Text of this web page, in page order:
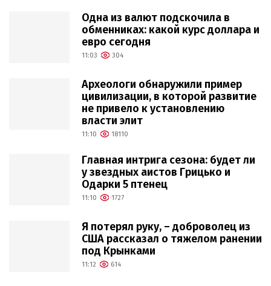
Одна из валют подскочила в
обменниках: какой курс доллара и
евро сегодня
11:03 304
Археологи обнаружили пример
цивилизации, в которой развитие
не привело к установлению
власти элит
11:10 18110
Главная интрига сезона: будет ли
у звездных аистов Грицько и
Одарки 5 птенец
11:10 1727
Я потерял руку, – доброволец из
США рассказал о тяжелом ранении
под Крынками
11:12 614